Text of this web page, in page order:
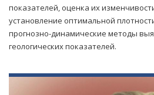
показателей, оценка их
установление оптимальной
прогнозно-динамические методы
геологических показателей.